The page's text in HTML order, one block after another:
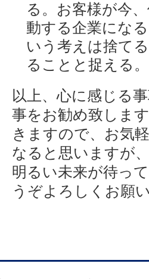
る。お客様が今
動する企業にな
いう考えは捨て
ることと捉える。
以上、心に感じる
事をお勧め致しま
きますので、お気
なると思いますが
明るい未来が待っ
うぞよろしくお願